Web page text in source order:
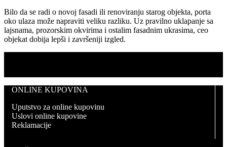
Bilo da se radi o novoj fasadi ili renoviranju starog objekta, porta
oko ulaza može napraviti veliku razliku. Uz pravilno uklapanje sa
lajsnama, prozorskim okvirima i ostalim fasadnim ukrasima, ceo
objekat dobija lepši i završeniji izgled.
ONLINE KUPOVINA
Uputstvo za online kupovinu
Uslovi online kupovine
Reklamacije